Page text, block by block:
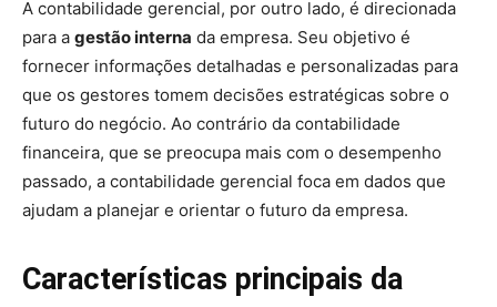
A contabilidade gerencial, por outro lado, é direcionada
para a gestão interna da empresa. Seu objetivo é
fornecer informações detalhadas e personalizadas para
que os gestores tomem decisões estratégicas sobre o
futuro do negócio. Ao contrário da contabilidade
financeira, que se preocupa mais com o desempenho
passado, a contabilidade gerencial foca em dados que
ajudam a planejar e orientar o futuro da empresa.
Características principais da